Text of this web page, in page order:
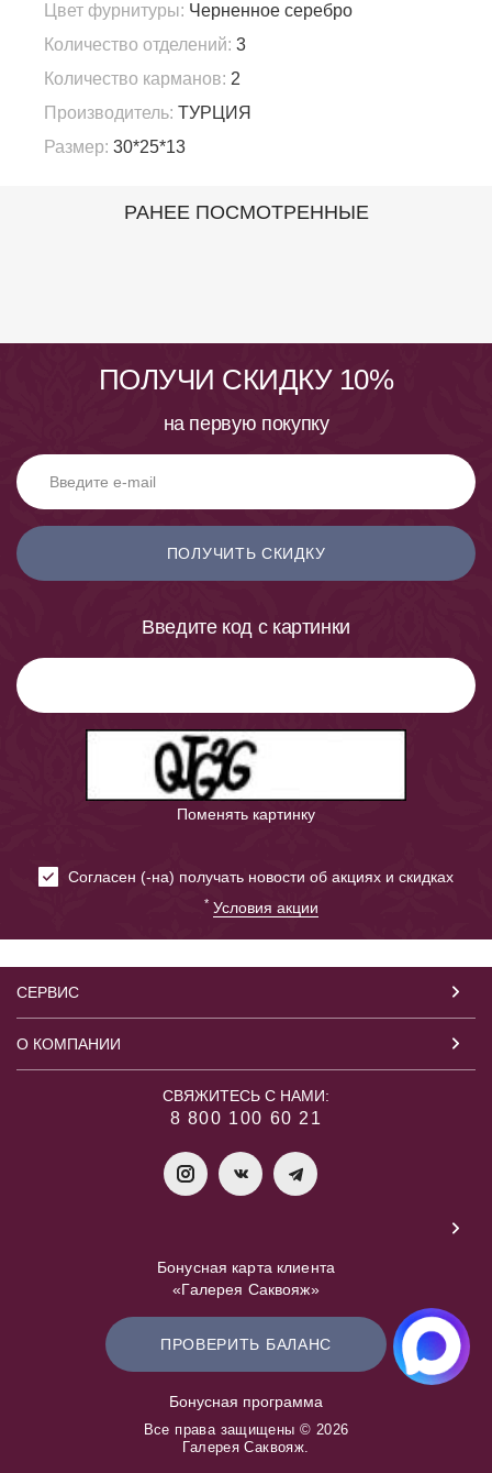
Цвет фурнитуры: Черненное серебро
Количество отделений: 3
Количество карманов: 2
Производитель: ТУРЦИЯ
Размер: 30*25*13
РАНЕЕ ПОСМОТРЕННЫЕ
ПОЛУЧИ СКИДКУ 10%
на первую покупку
ПОЛУЧИТЬ СКИДКУ
Введите код с картинки
Поменять картинку
Cогласен (-на) получать новости об акциях и скидках
* Условия акции
СЕРВИС
О КОМПАНИИ
СВЯЖИТЕСЬ С НАМИ:
8 800 100 60 21
Бонусная карта клиента
«Галерея Саквояж»
ПРОВЕРИТЬ БАЛАНС
Бонусная программа
Все права защищены © 2026
Галерея Саквояж.